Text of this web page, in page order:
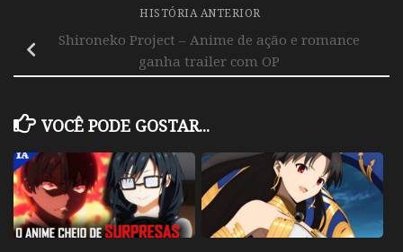
HISTÓRIA ANTERIOR
Shironeko Project – Anime de ação e romance
ganha trailer com OP
VOCÊ PODE GOSTAR...